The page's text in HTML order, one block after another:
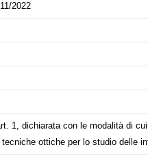
2022
1, dichiarata con le modalità di
ottiche per lo studio delle